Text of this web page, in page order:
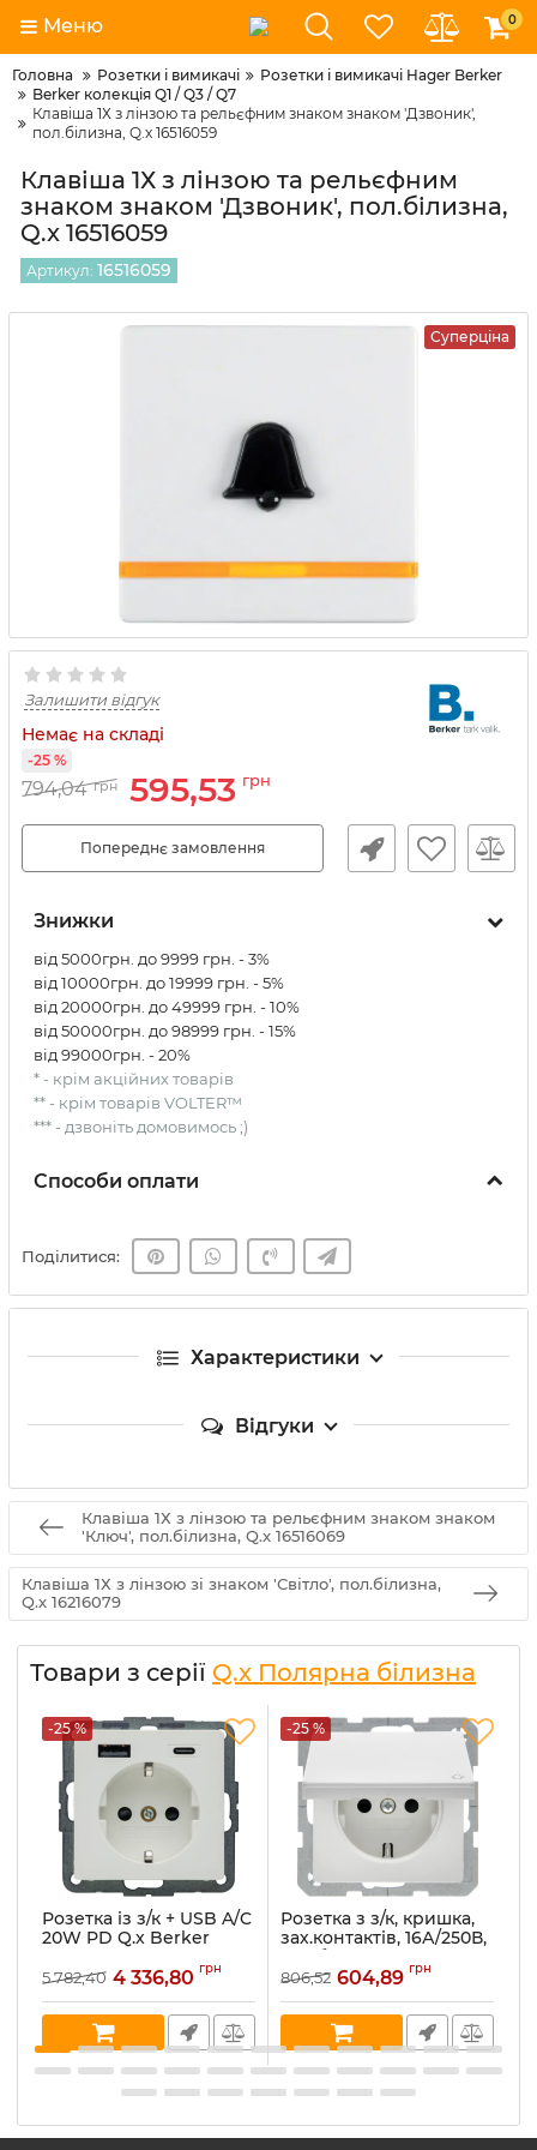
Меню 0
Головна Розетки і вимикачі
Розетки і вимикачі Hager Berker
Berker колекція Q1 / Q3 / Q7
Клавіша 1Х з лінзою та рельєфним знаком знаком 'Дзвоник',
пол.білизна, Q.x 16516059
Клавіша 1Х з лінзою та рельєфним
знаком знаком 'Дзвоник', пол.білизна,
Q.x 16516059
Артикул: 16516059
Суперціна
Залишити відгук
Немає на складі
794,04 грн 595,53 грн
-25 %
Попереднє замовлення
Знижки
від 5000грн. до 9999 грн. - 3%
від 10000грн. до 19999 грн. - 5%
від 20000грн. до 49999 грн. - 10%
від 50000грн. до 98999 грн. - 15%
від 99000грн. - 20%
* - крім акційних товарів
** - крім товарів VOLTER™
*** - дзвоніть домовимось ;)
Способи оплати
Поділитися:
Характеристики
Відгуки
Клавіша 1Х з лінзою та рельєфним знаком знаком
'Ключ', пол.білизна, Q.x 16516069
Клавіша 1Х з лінзою зі знаком 'Світло', пол.білизна,
Q.x 16216079
Товари з серії Q.x Полярна білизна
-25 %
Розетка із з/к + USB A/C
20W PD Q.x Berker
білизна
Артикул:48146089
В наявності:
5 782,40 4 336,80 грн
-25 %
Розетка з з/к, кришка,
зах.контактів, 16А/250В,
пол.білизна, Q.x
47516089
Артикул:47516089
В наявності:
806,52 604,89 грн